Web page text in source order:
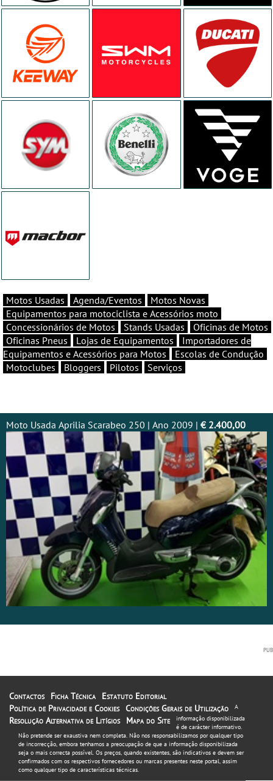
Motos Usadas Agenda/Eventos
Motos Novas
Equipamentos para motociclista e Acessórios moto
Concessionários de Motos
Stands Usadas
Oficinas de Motos
Oficinas Pneus
Lojas de Equipamentos
Importadores de
Equipamentos e Acessórios para Motos
Escolas de Condução
Motoclubes
Bloggers Pilotos Serviços
Moto Usada Aprilia Scarabeo 250 | Ano 2009 | € 2.400,00
Contactos Ficha Técnica
Estatuto Editorial
Política de Privacidade e Cookies Condições Gerais de Utilização
Resolução Alternativa de Litígios
Mapa do Site
A
informação disponibilizada
é de carácter informativo.
Não pretende ser exaustiva nem completa. Não nos responsabilizamos por qualquer tipo
de incorrecção, embora tenhamos a preocupação de que a informação disponibilizada
seja o mais correcta possível. Os preços, quando existentes, são indicativos e devem ser
confirmados com os respectivos fornecedores ou marcas presentes neste portal, assim
como qualquer tipo de características técnicas.